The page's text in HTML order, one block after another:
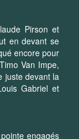
Pirson et
en devant se
encore pour
Van Impe,
juste devant la
Gabriel et
engagés